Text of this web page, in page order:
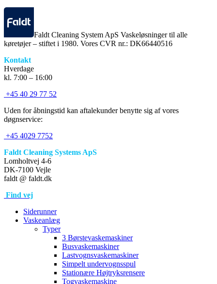
Faldt Cleaning System ApS Vaskeløsninger til alle
køretøjer – stiftet i 1980. Vores CVR nr.: DK66440516
Kontakt
Hverdage
kl. 7:00 – 16:00
+45 40 29 77 52
Uden for åbningstid kan aftalekunder benytte sig af vores
døgnservice:
+45 4029 7752
Faldt Cleaning Systems ApS
Lomholtvej 4-6
DK-7100 Vejle
faldt @ faldt.dk
Find vej
Siderunner
Vaskeanlæg
Typer
3 Børstevaskemaskiner
Busvaskemaskiner
Lastvognsvaskemaskiner
Simpelt undervognsspul
Stationære Højtryksrensere
Togvaskemaskine